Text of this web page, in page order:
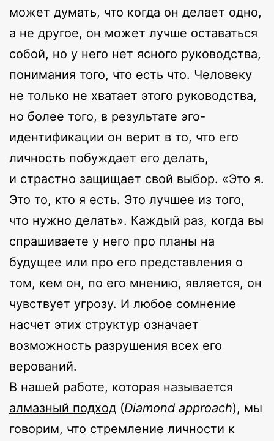
может думать, что когда он делает одно,
а не другое, он может лучше оставаться
собой, но у него нет ясного руководства,
понимания того, что есть что. Человеку
не только не хватает этого руководства,
но более того, в результате эго-
идентификации он верит в то, что его
личность побуждает его делать,
и страстно защищает свой выбор. «Это я.
Это то, кто я есть. Это лучшее из того,
что нужно делать». Каждый раз, когда вы
спрашиваете у него про планы на
будущее или про его представления о
том, кем он, по его мнению, является, он
чувствует угрозу. И любое сомнение
насчет этих структур означает
возможность разрушения всех его
верований.
В нашей работе, которая называется
алмазный подход (Diamond approach), мы
говорим, что стремление личности к